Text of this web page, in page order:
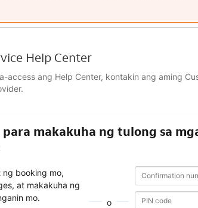
Help Center
access ang Help Center, kontakin ang aming
makakuha ng tulong sa
ng booking mo,
at makakuha ng
mo.
o
Confirmation
number
Confirmation
number